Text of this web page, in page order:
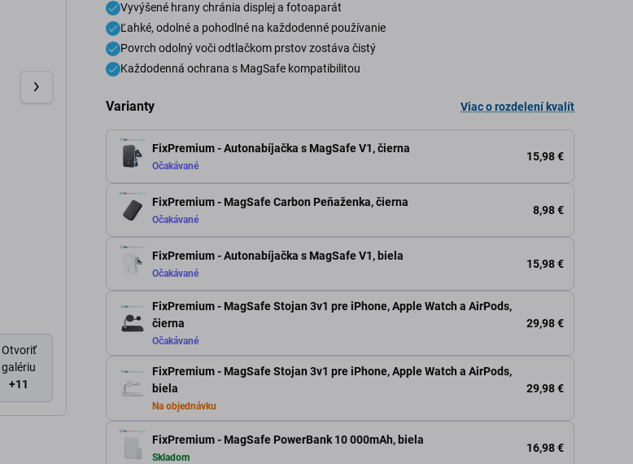
Otvoriť
galériu
+11
Vyvýšené hrany chránia displej a fotoaparát
Ľahké, odolné a pohodlné na každodenné používanie
Povrch odolný voči odtlačkom prstov zostáva čistý
Každodenná ochrana s MagSafe kompatibilitou
Varianty Viac o rozdelení kvalít
FixPremium - Autonabíjačka s MagSafe V1, čierna
Očakávané
15,98 €
FixPremium - MagSafe Carbon Peňaženka, čierna
Očakávané
8,98 €
FixPremium - Autonabíjačka s MagSafe V1, biela
Očakávané
15,98 €
FixPremium - MagSafe Stojan 3v1 pre iPhone, Apple Watch a AirPods,
čierna
Očakávané
29,98 €
FixPremium - MagSafe Stojan 3v1 pre iPhone, Apple Watch a AirPods,
biela
Na objednávku
29,98 €
FixPremium - MagSafe PowerBank 10 000mAh, biela
Skladom
16,98 €